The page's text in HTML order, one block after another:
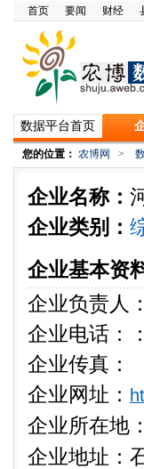
首页 要闻 财经
数据平台首页
您的位置： 农博网 >
企业名称：
企业类别：
企业基本资
企业负责人：
企业电话：
企业传真：
企业网址：
企业所在地：
企业地址：